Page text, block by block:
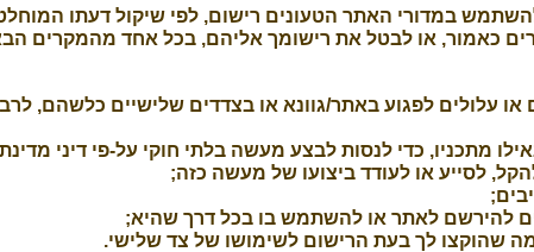
במדורי האתר הטעונים רישום, לפי שיקול דעתו
כאמור, או לבטל את רישומך אליהם, בכל אחד מהמקרים
עלולים לפגוע באתר/גוונא או בצדדים שלישיים כלשהם,
מתכניו, כדי לנסות לבצע מעשה בלתי חוקי על-פי דיני
לסייע או לעודד ביצועו של מעשה כזה;
להירשם לאתר או להשתמש בו בכל דרך שהיא;
לך בעת הרישום לשימושו של צד שלישי.